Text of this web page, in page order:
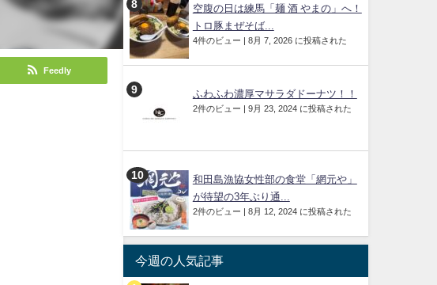
Feedly
空腹の日は練馬「麺 酒 やまの」へ！
トロ豚まぜそば...
4件のビュー | 8月 7, 2026 に投稿された
ふわふわ濃厚マサラダドーナツ！！
2件のビュー | 9月 23, 2024 に投稿された
和田島漁協女性部の食堂「網元や」
が待望の3年ぶり通...
2件のビュー | 8月 12, 2024 に投稿された
今週の人気記事